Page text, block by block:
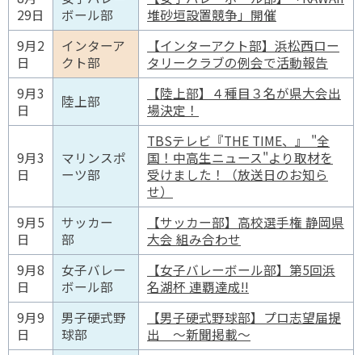
29日
ボール部
堆砂垣設置競争」開催
9月2
日
インターア
クト部
【インターアクト部】浜松西ロー
タリークラブの例会で活動報告
9月3
日
陸上部
【陸上部】４種目３名が県大会出
場決定！
9月3
日
マリンスポ
ーツ部
TBSテレビ『THE TIME、』 "全
国！中高生ニュース"より取材を
受けました！（放送日のお知ら
せ）
9月5
日
サッカー
部
【サッカー部】高校選手権 静岡県
大会 組み合わせ
9月8
日
女子バレー
ボール部
【女子バレーボール部】第5回浜
名湖杯 連覇達成!!
9月9
日
男子硬式野
球部
【男子硬式野球部】プロ志望届提
出 ～新聞掲載～